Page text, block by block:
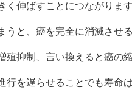
伸ばすことにつながります
と、癌を完全に消滅させ
抑制、言い換えると癌の
を遅らせることでも寿命